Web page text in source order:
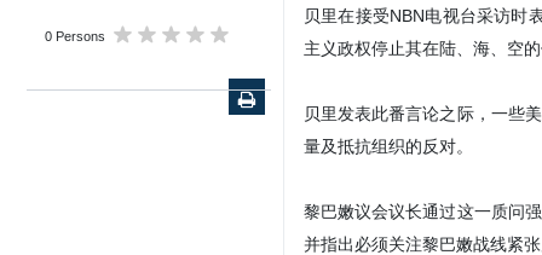
0 Persons
贝里在接受NBN电视台采访时
主义政权停止其在陆、海、空
贝里发表此番言论之际，一些
量及抵抗组织的反对。
黎巴嫩议会议长通过这一质问
并指出必须关注黎巴嫩战线紧